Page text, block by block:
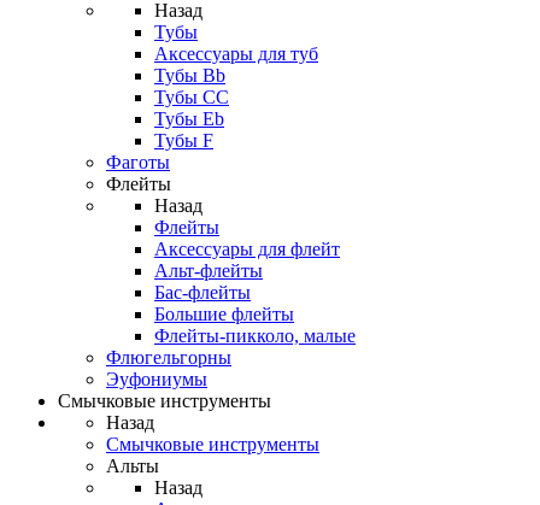
Назад
Тубы
Аксессуары для туб
Тубы Bb
Тубы CC
Тубы Eb
Тубы F
Фаготы
Флейты
Назад
Флейты
Аксессуары для флейт
Альт-флейты
Бас-флейты
Большие флейты
Флейты-пикколо, малые
Флюгельгорны
Эуфониумы
Смычковые инструменты
Назад
Смычковые инструменты
Альты
Назад